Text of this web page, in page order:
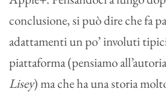
conclusione, si può dire che fa
adattamenti un po’ involuti
piattaforma (pensiamo
Lisey) ma che ha una storia